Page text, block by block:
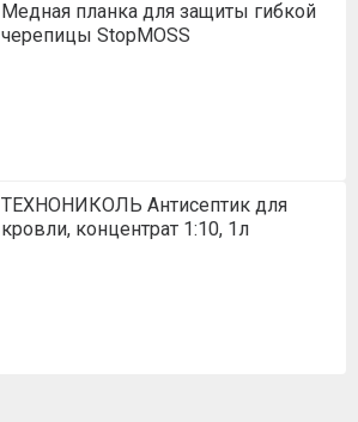
Медная планка для защиты гибкой
черепицы StopMOSS
ТЕХНОНИКОЛЬ Антисептик для
кровли, концентрат 1:10, 1л